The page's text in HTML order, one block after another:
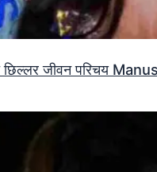
छिल्लर जीवन परिचय